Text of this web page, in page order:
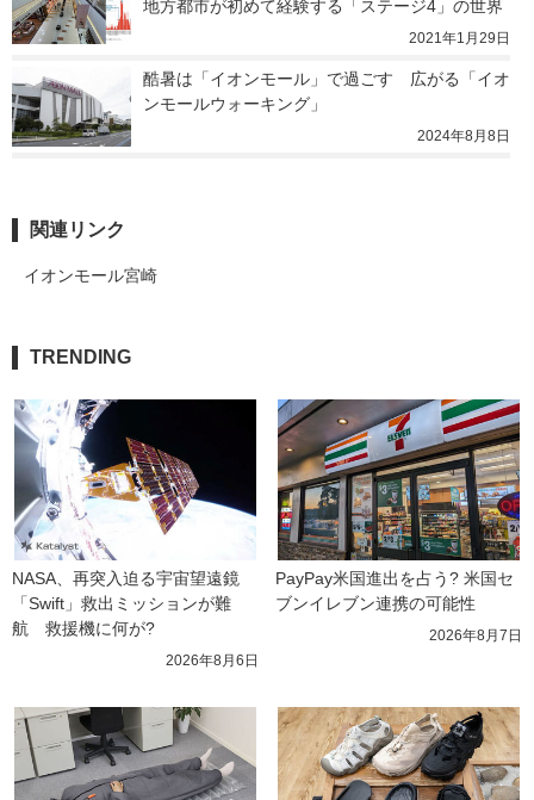
地方都市が初めて経験する「ステージ4」の世界
2021年1月29日
酷暑は「イオンモール」で過ごす　広がる「イオ
ンモールウォーキング」
2024年8月8日
関連リンク
イオンモール宮崎
TRENDING
NASA、再突入迫る宇宙望遠鏡
「Swift」救出ミッションが難
航　救援機に何が?
2026年8月6日
PayPay米国進出を占う? 米国セ
ブンイレブン連携の可能性
2026年8月7日